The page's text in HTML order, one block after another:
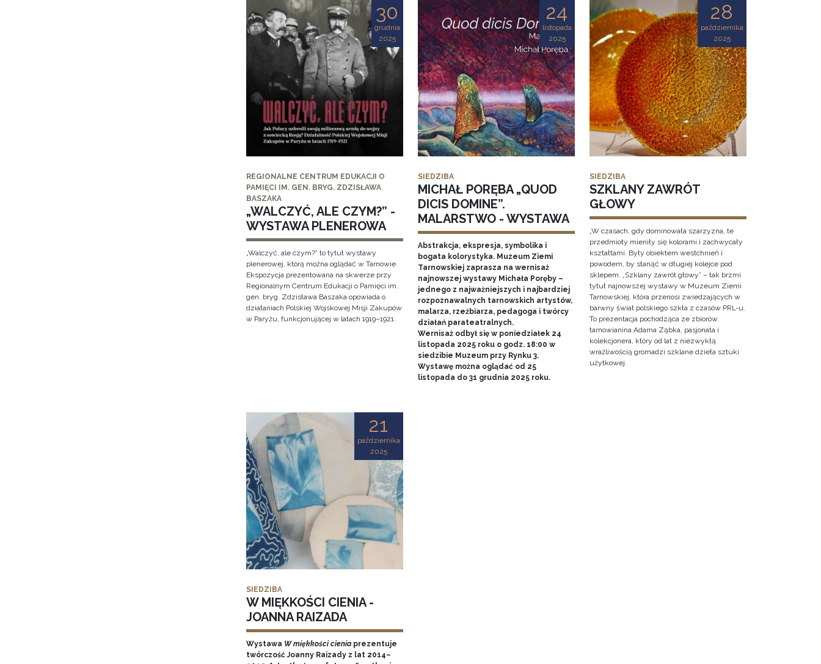
30
grudnia
2025
REGIONALNE CENTRUM EDUKACJI O
PAMIĘCI IM. GEN. BRYG. ZDZISŁAWA
BASZAKA
„WALCZYĆ, ALE CZYM?” -
WYSTAWA PLENEROWA
„Walczyć, ale czym?” to tytuł wystawy
plenerowej, którą można oglądać w Tarnowie.
Ekspozycja prezentowana na skwerze przy
Regionalnym Centrum Edukacji o Pamięci im.
gen. bryg. Zdzisława Baszaka opowiada o
działaniach Polskiej Wojskowej Misji Zakupów
w Paryżu, funkcjonującej w latach 1919–1921.
24
listopada
2025
SIEDZIBA
MICHAŁ PORĘBA „QUOD
DICIS DOMINE”.
MALARSTWO - WYSTAWA
Abstrakcja, ekspresja, symbolika i
bogata kolorystyka. Muzeum Ziemi
Tarnowskiej zaprasza na wernisaż
najnowszej wystawy Michała Poręby –
jednego z najważniejszych i najbardziej
rozpoznawalnych tarnowskich artystów,
malarza, rzeźbiarza, pedagoga i twórcy
działań parateatralnych.
Wernisaż odbył się w poniedziałek 24
listopada 2025 roku o godz. 18:00 w
siedzibie Muzeum przy Rynku 3.
Wystawę można oglądać od 25
listopada do 31 grudnia 2025 roku.
28
października
2025
SIEDZIBA
SZKLANY ZAWRÓT
GŁOWY
„W czasach, gdy dominowała szarzyzna, te
przedmioty mieniły się kolorami i zachwycały
kształtami. Były obiektem westchnień i
powodem, by stanąć w długiej kolejce pod
sklepem. „Szklany zawrót głowy” – tak brzmi
tytuł najnowszej wystawy w Muzeum Ziemi
Tarnowskiej, która przenosi zwiedzających w
barwny świat polskiego szkła z czasów PRL-u.
To prezentacja pochodząca ze zbiorów
tarnowianina Adama Ząbka, pasjonata i
kolekcjonera, który od lat z niezwykłą
wrażliwością gromadzi szklane dzieła sztuki
użytkowej.
21
października
2025
SIEDZIBA
W MIĘKKOŚCI CIENIA -
JOANNA RAIZADA
Wystawa W miękkości cieniaprezentuje
twórczość Joanny Raizady z lat 2014–